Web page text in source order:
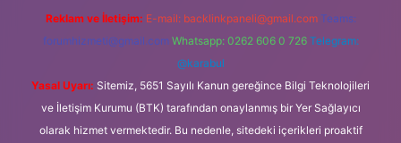
Reklam ve İletişim: E-mail: backlinkpaneli@gmail.com Teams:
forumhizmeti@gmail.com Whatsapp: 0262 606 0 726 Telegram:
@karabul
Yasal Uyarı: Sitemiz, 5651 Sayılı Kanun gereğince Bilgi Teknolojileri
ve İletişim Kurumu (BTK) tarafından onaylanmış bir Yer Sağlayıcı
olarak hizmet vermektedir. Bu nedenle, sitedeki içerikleri proaktif